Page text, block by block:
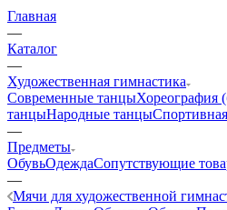
Главная
—
Каталог
—
Художественная гимнастика
Современные танцыХореография
танцыНародные танцы
—
Предметы
ОбувьОдеждаСопутствующие
—
Мячи для художественной